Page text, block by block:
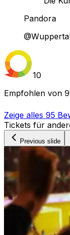
Pandora
10
Empfohlen von
Zeige alles 95
Tickets für
Previous slide